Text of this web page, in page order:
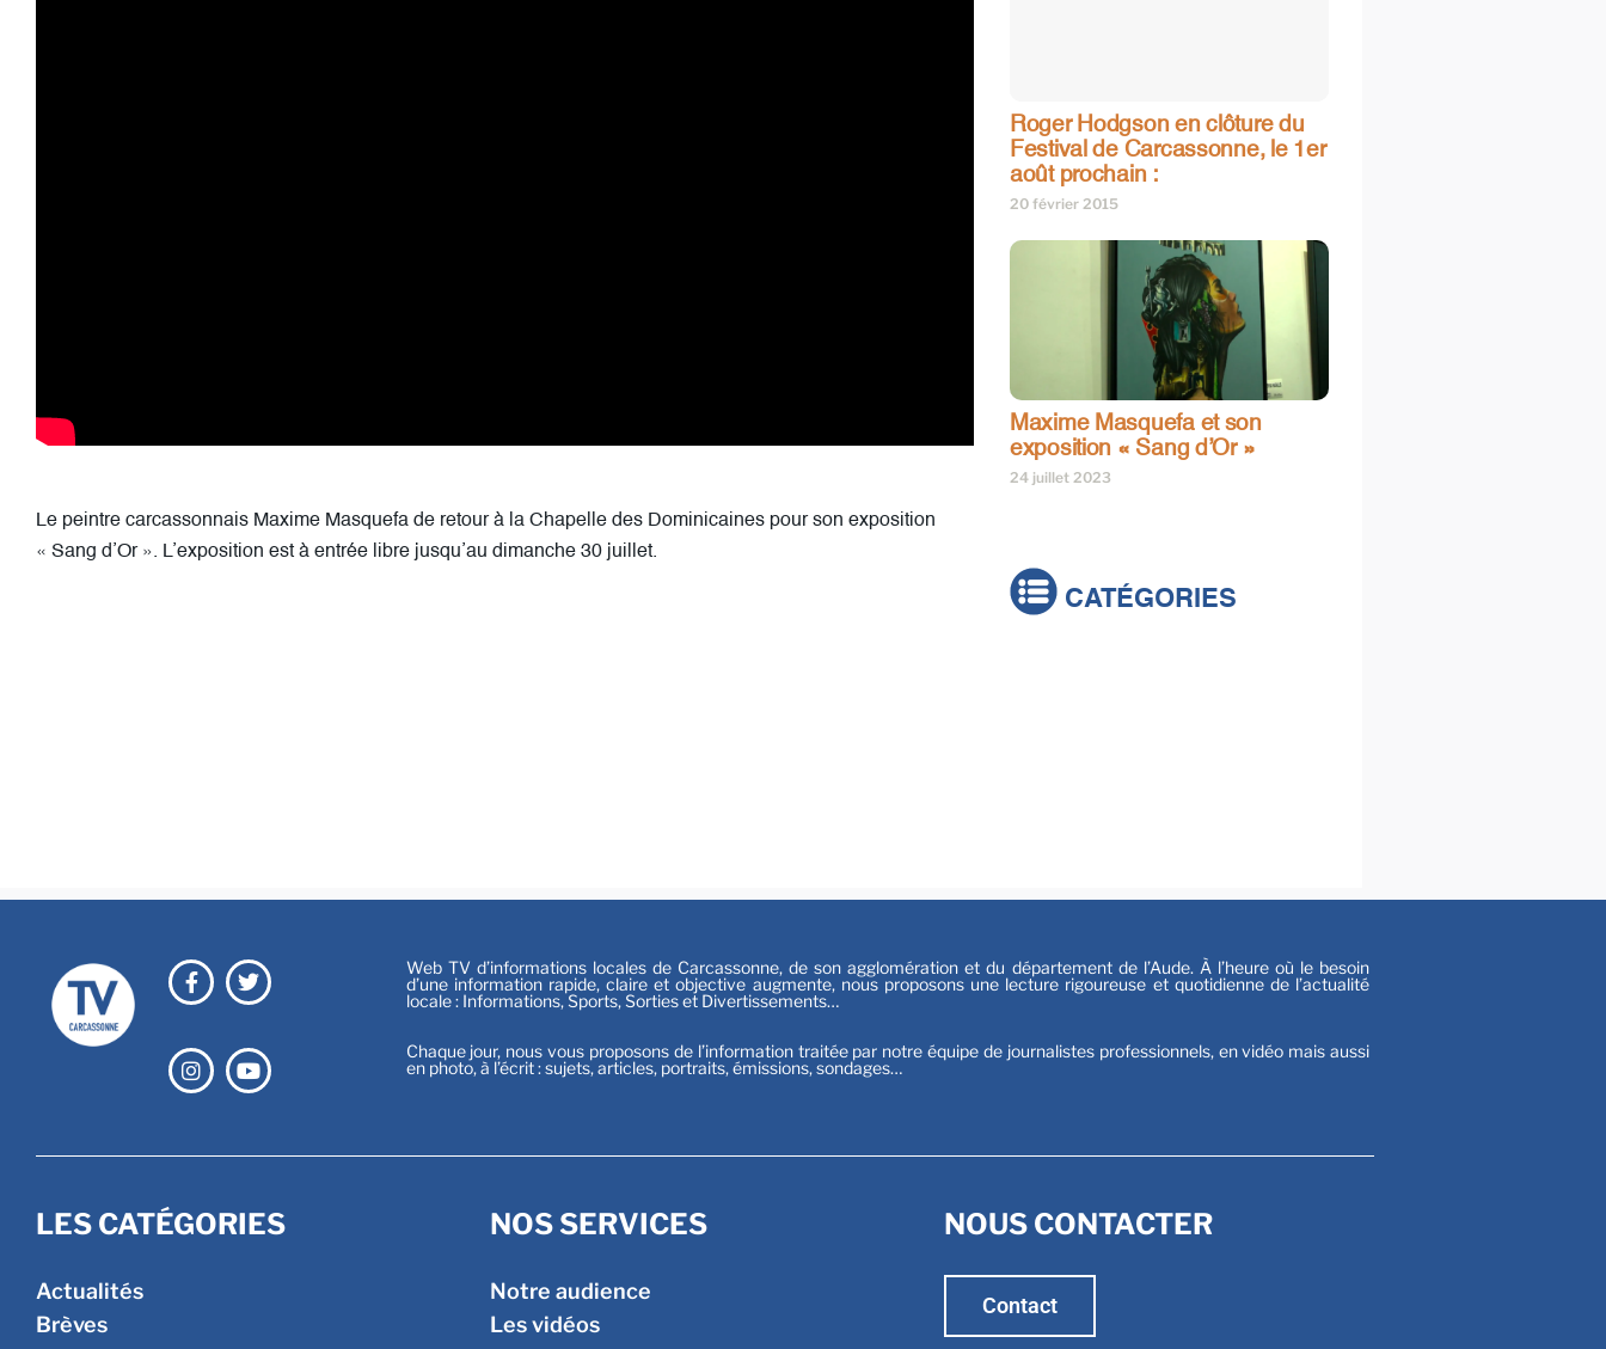
Le peintre carcassonnais Maxime Masquefa de retour à la Chapelle des Dominicaines pour son exposition
« Sang d’Or ». L’exposition est à entrée libre jusqu’au dimanche 30 juillet.
Roger Hodgson en clôture du
Festival de Carcassonne, le 1er
août prochain :
20 février 2015
Maxime Masquefa et son
exposition « Sang d’Or »
24 juillet 2023
CATÉGORIES
Web TV d’informations locales de Carcassonne, de son agglomération et du département de l’Aude. À l’heure où le besoin
d’une information rapide, claire et objective augmente, nous proposons une lecture rigoureuse et quotidienne de l’actualité
locale : Informations, Sports, Sorties et Divertissements…
Chaque jour, nous vous proposons de l’information traitée par notre équipe de journalistes professionnels, en vidéo mais aussi
en photo, à l’écrit : sujets, articles, portraits, émissions, sondages…
LES CATÉGORIES
Actualités
Brèves
NOS SERVICES
Notre audience
Les vidéos
NOUS CONTACTER
Contact